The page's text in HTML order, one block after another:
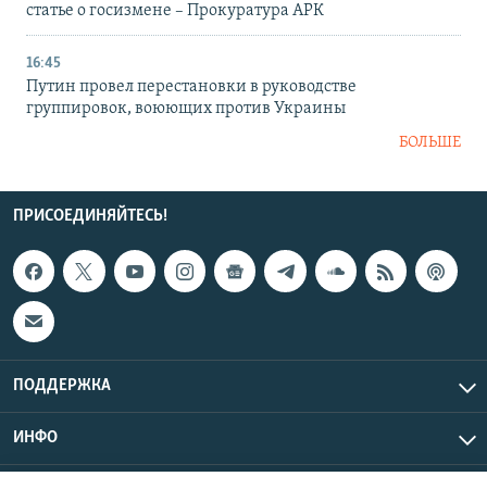
статье о госизмене – Прокуратура АРК
16:45
Путин провел перестановки в руководстве
группировок, воюющих против Украины
БОЛЬШЕ
ПРИСОЕДИНЯЙТЕСЬ!
ПОДДЕРЖКА
ИНФО